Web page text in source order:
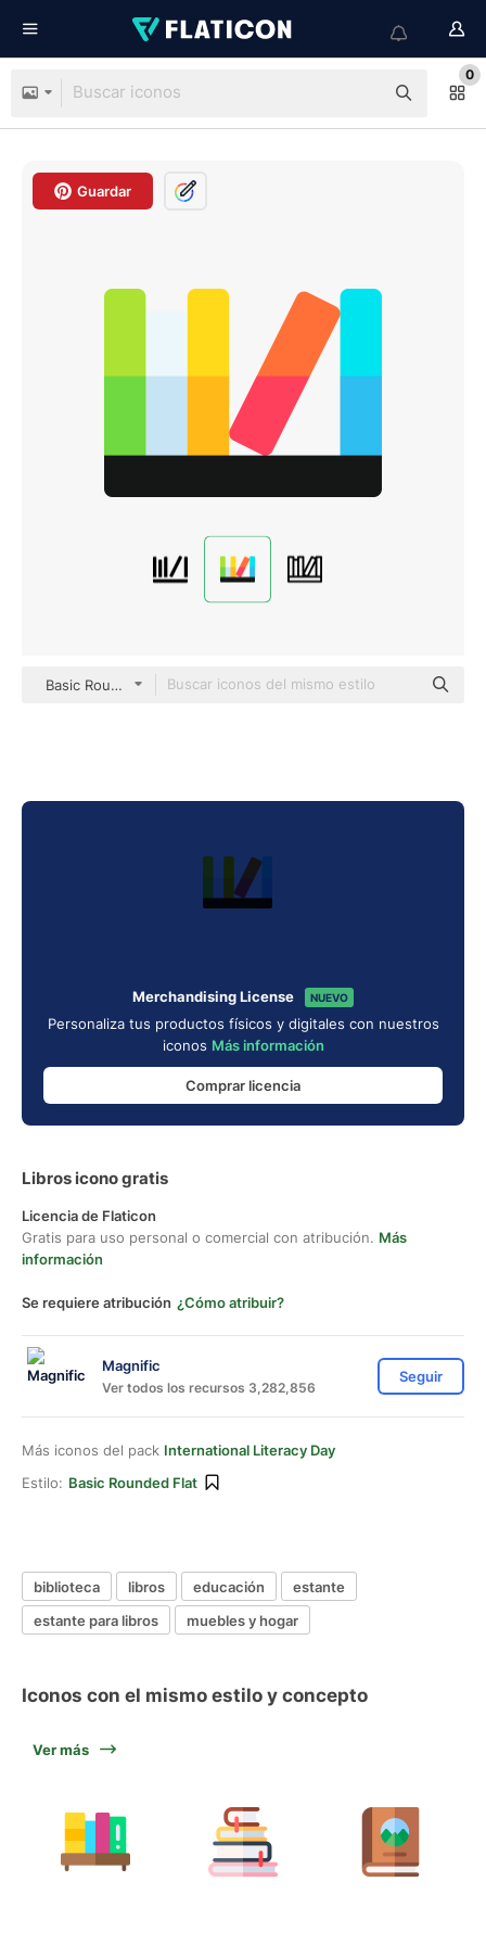
0
Guardar
Basic Rounded Flat
Merchandising License NUEVO
Personaliza tus productos físicos y digitales con nuestros
iconos Más información
Comprar licencia
Libros icono gratis
Licencia de Flaticon
Gratis para uso personal o comercial con atribución. Más
información
Se requiere atribución ¿Cómo atribuir?
Magnific
Ver todos los recursos 3,282,856
Seguir
Más iconos del pack International Literacy Day
Estilo: Basic Rounded Flat
biblioteca libros educación
estante
estante para libros
muebles y hogar
Iconos con el mismo estilo y concepto
Ver más